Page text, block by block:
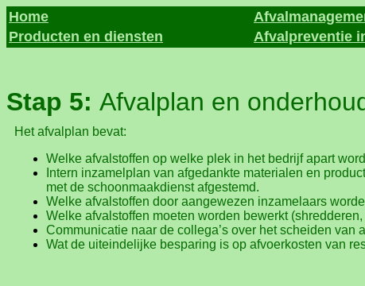
Home
Producten en diensten
Afvalpreventie
Stap 5: Afvalplan en
Het afvalplan bevat:
Welke afvalstoffen op welke plek in het bedrijf apart
Intern inzamelplan van afgedankte materialen en
met de schoonmaakdienst afgestemd.
Welke afvalstoffen door aangewezen inzamelaars
Welke afvalstoffen moeten worden bewerkt (shredderen,
Communicatie naar de collega’s over het scheiden van
Wat de uiteindelijke besparing is op afvoerkosten van